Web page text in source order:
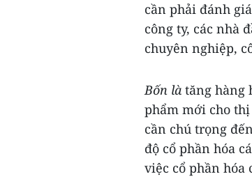
cần phải đánh
công ty, các nhà
chuyên nghiệp,
Bốn là tăng hàng
phẩm mới cho
cần chú trọng
độ cổ phần hóa
việc cổ phần